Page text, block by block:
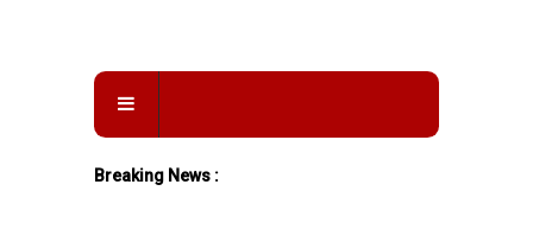
Breaking News :